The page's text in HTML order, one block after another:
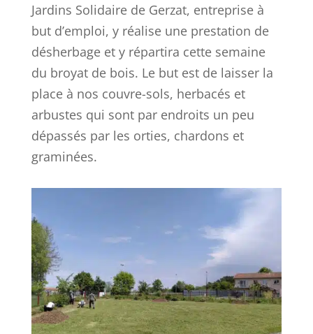
Jardins Solidaire de Gerzat, entreprise à
but d’emploi, y réalise une prestation de
désherbage et y répartira cette semaine
du broyat de bois. Le but est de laisser la
place à nos couvre-sols, herbacés et
arbustes qui sont par endroits un peu
dépassés par les orties, chardons et
graminées.